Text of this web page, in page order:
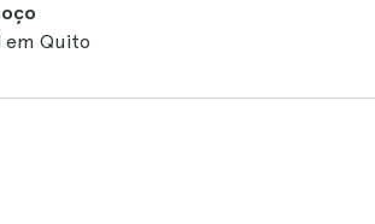
em Quito